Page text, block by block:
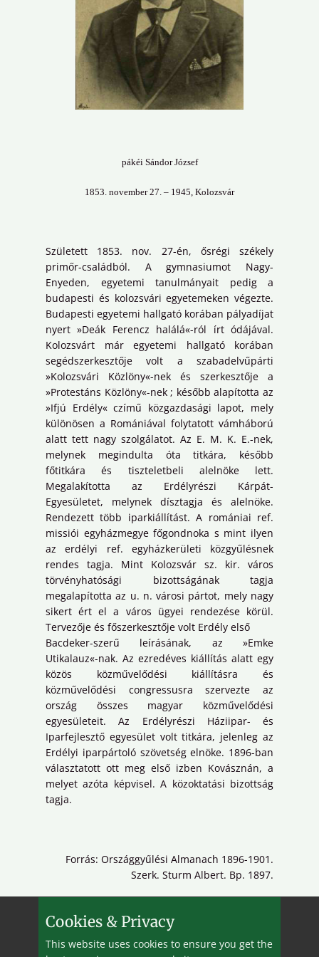
pákéi Sándor József
1853. november 27. – 1945, Kolozsvár
Született 1853. nov. 27-én, ősrégi székely
primőr-családból. A gymnasiumot Nagy-
Enyeden, egyetemi tanulmányait pedig a
budapesti és kolozsvári egyetemeken végezte.
Budapesti egyetemi hallgató korában pályadíjat
nyert »Deák Ferencz halálá«-ról írt ódájával.
Kolozsvárt már egyetemi hallgató korában
segédszerkesztője volt a szabadelvűpárti
»Kolozsvári Közlöny«-nek és szerkesztője a
»Protestáns Közlöny«-nek ; később alapította az
»Ifjú Erdély« czímű közgazdasági lapot, mely
különösen a Romániával folytatott vámháború
alatt tett nagy szolgálatot. Az E. M. K. E.-nek,
melynek megindulta óta titkára, később
főtitkára és tiszteletbeli alelnöke lett.
Megalakította az Erdélyrészi Kárpát-
Egyesületet, melynek dísztagja és alelnöke.
Rendezett több iparkiállítást. A romániai ref.
missiói egyházmegye főgondnoka s mint ilyen
az erdélyi ref. egyházkerületi közgyűlésnek
rendes tagja. Mint Kolozsvár sz. kir. város
törvényhatósági bizottságának tagja
megalapította az u. n. városi pártot, mely nagy
sikert ért el a város ügyei rendezése körül.
Tervezője és főszerkesztője volt Erdély első
Bacdeker-szerű leírásának, az »Emke
Utikalauz«-nak. Az ezredéves kiállítás alatt egy
közös közművelődési kiállításra és
közművelődési congressusra szervezte az
ország összes magyar közművelődési
egyesületeit. Az Erdélyrészi Háziipar- és
Iparfejlesztő egyesület volt titkára, jelenleg az
Erdélyi iparpártoló szövetség elnöke. 1896-ban
választatott ott meg első izben Kovásznán, a
melyet azóta képvisel. A közoktatási bizottság
tagja.
Forrás: Országgyűlési Almanach 1896-1901.
Szerk. Sturm Albert. Bp. 1897.
Cookies & Privacy
This website uses cookies to ensure you get the